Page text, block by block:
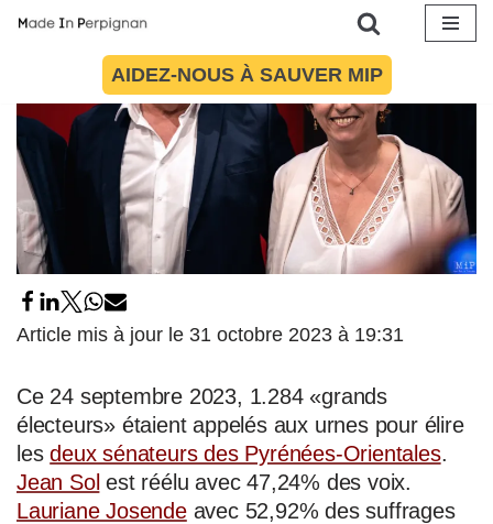
contenu
AIDEZ-NOUS À SAUVER MIP
Article mis à jour le 31 octobre 2023 à 19:31
Ce 24 septembre 2023, 1.284 «grands
électeurs» étaient appelés aux urnes pour élire
lesdeux sénateurs des Pyrénées-Orientales.
Jean Sol est réélu avec 47,24% des voix.
Lauriane Josendeavec 52,92% des suffrages